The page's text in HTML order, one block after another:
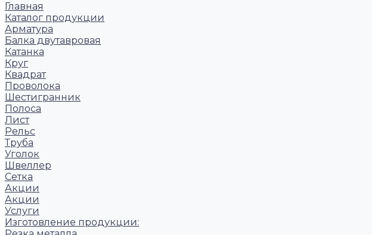
Главная
Каталог продукции
Арматура
Балка двутавровая
Катанка
Круг
Квадрат
Проволока
Шестигранник
Полоса
Лист
Рельс
Труба
Уголок
Швеллер
Сетка
Акции
Акции
Услуги
Изготовление продукции: